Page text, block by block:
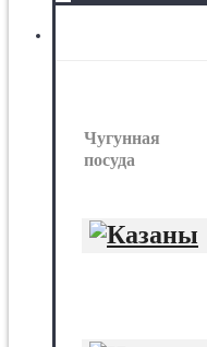
Чугунная
посуда